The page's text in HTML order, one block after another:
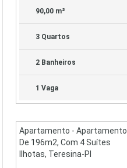
90,00 m²
3 Quartos
2 Banheiros
1 Vaga
Apartamento - Apartamento
De 196m2, Com 4 Suítes
Ilhotas, Teresina-PI